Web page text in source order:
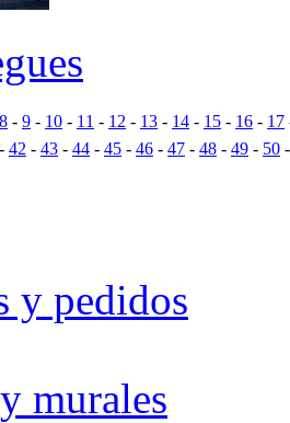
8 - 9 - 10 - 11 - 12 - 13 - 14 - 15 - 16 - 17
- 42 - 43 - 44 - 45 - 46 - 47 - 48 - 49 - 50
y pedidos
murales